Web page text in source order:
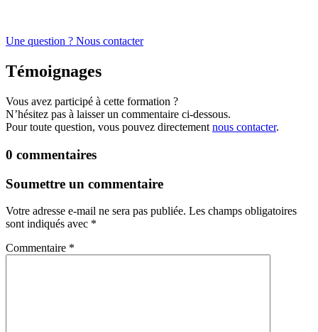
Une question ? Nous contacter
Témoignages
Vous avez participé à cette formation ?
N’hésitez pas à laisser un commentaire ci-dessous.
Pour toute question, vous pouvez directement nous contacter.
0 commentaires
Soumettre un commentaire
Votre adresse e-mail ne sera pas publiée. Les champs obligatoires
sont indiqués avec *
Commentaire *